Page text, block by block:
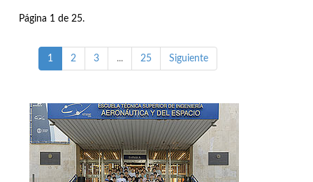
Página 1 de 25.
1 2 3 ... 25 Siguiente